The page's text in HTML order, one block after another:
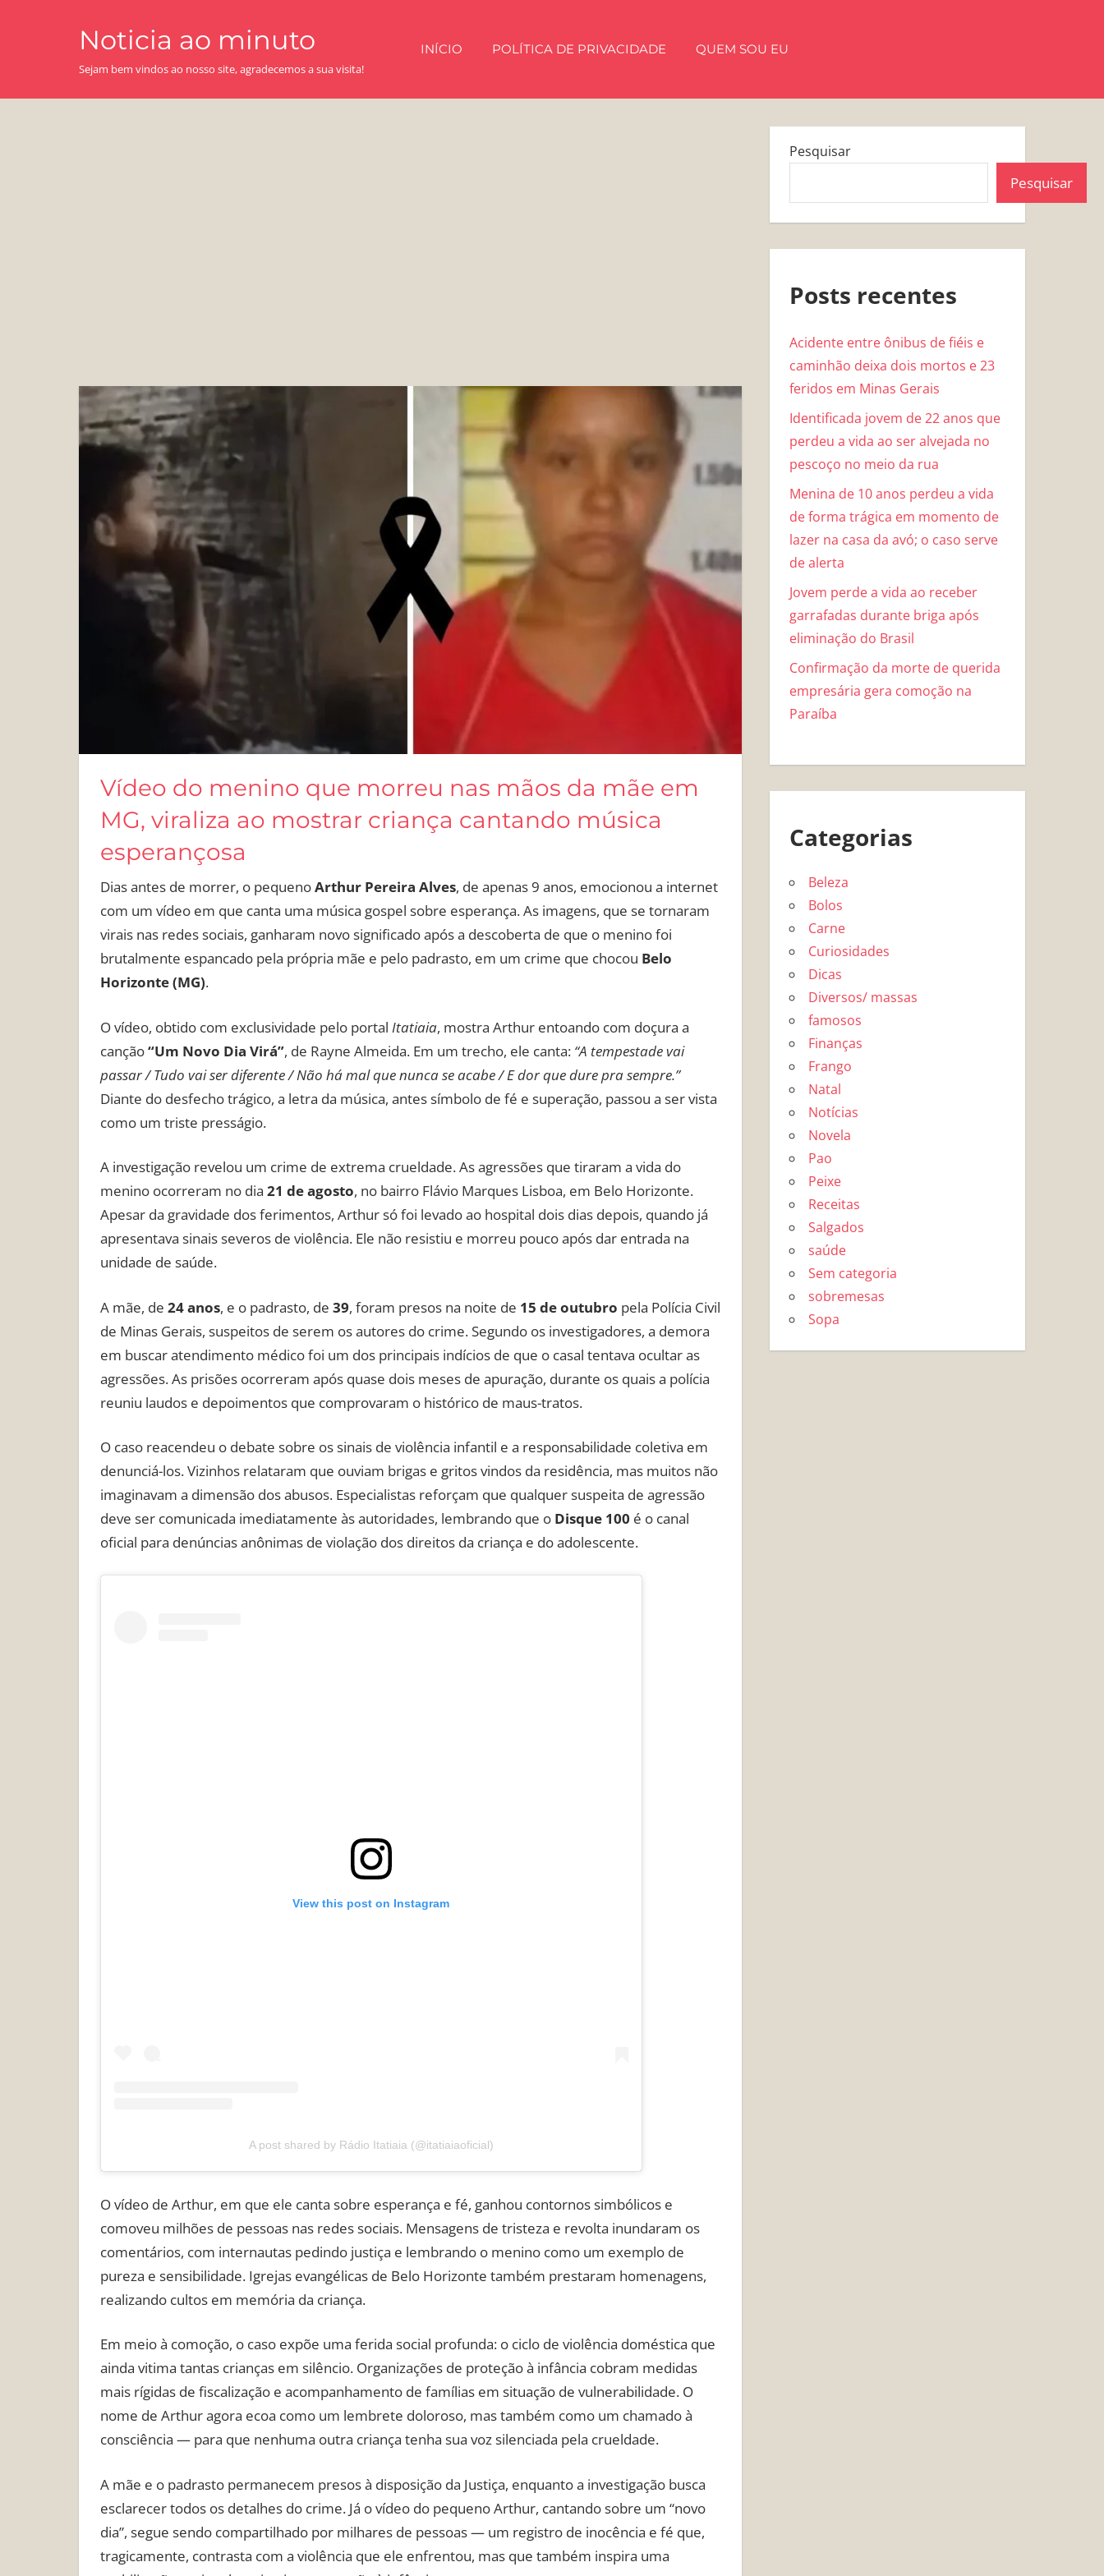
Noticia ao minuto
Sejam bem vindos ao nosso site, agradecemos a sua visita!
INÍCIO POLÍTICA DE PRIVACIDADE QUEM SOU EU
Vídeo do menino que morreu nas mãos da mãe em
MG, viraliza ao mostrar criança cantando música
esperançosa
Dias antes de morrer, o pequenoArthur Pereira Alves, de apenas 9 anos, emocionou a internet
com um vídeo em que canta uma música gospel sobre esperança. As imagens, que se tornaram
virais nas redes sociais, ganharam novo significado após a descoberta de que o menino foi
brutalmente espancado pela própria mãe e pelo padrasto, em um crime que chocou Belo
Horizonte (MG).
O vídeo, obtido com exclusividade pelo portal Itatiaia, mostra Arthur entoando com doçura a
canção“Um Novo Dia Virá”, de Rayne Almeida. Em um trecho, ele canta: “A tempestade vai
passar / Tudo vai ser diferente / Não há mal que nunca se acabe / E dor que dure pra sempre.”
Diante do desfecho trágico, a letra da música, antes símbolo de fé e superação, passou a ser vista
como um triste presságio.
A investigação revelou um crime de extrema crueldade. As agressões que tiraram a vida do
menino ocorreram no dia 21 de agosto, no bairro Flávio Marques Lisboa, em Belo Horizonte.
Apesar da gravidade dos ferimentos, Arthur só foi levado ao hospital dois dias depois, quando já
apresentava sinais severos de violência. Ele não resistiu e morreu pouco após dar entrada na
unidade de saúde.
A mãe, de 24 anos, e o padrasto, de 39, foram presos na noite de 15 de outubro pela Polícia Civil
de Minas Gerais, suspeitos de serem os autores do crime. Segundo os investigadores, a demora
em buscar atendimento médico foi um dos principais indícios de que o casal tentava ocultar as
agressões. As prisões ocorreram após quase dois meses de apuração, durante os quais a polícia
reuniu laudos e depoimentos que comprovaram o histórico de maus-tratos.
O caso reacendeu o debate sobre os sinais de violência infantil e a responsabilidade coletiva em
denunciá-los. Vizinhos relataram que ouviam brigas e gritos vindos da residência, mas muitos não
imaginavam a dimensão dos abusos. Especialistas reforçam que qualquer suspeita de agressão
deve ser comunicada imediatamente às autoridades, lembrando que o Disque 100 é o canal
oficial para denúncias anônimas de violação dos direitos da criança e do adolescente.
View this post on Instagram
A post shared by Rádio Itatiaia (@itatiaiaoficial)
O vídeo de Arthur, em que ele canta sobre esperança e fé, ganhou contornos simbólicos e
comoveu milhões de pessoas nas redes sociais. Mensagens de tristeza e revolta inundaram os
comentários, com internautas pedindo justiça e lembrando o menino como um exemplo de
pureza e sensibilidade. Igrejas evangélicas de Belo Horizonte também prestaram homenagens,
realizando cultos em memória da criança.
Em meio à comoção, o caso expõe uma ferida social profunda: o ciclo de violência doméstica que
ainda vitima tantas crianças em silêncio. Organizações de proteção à infância cobram medidas
mais rígidas de fiscalização e acompanhamento de famílias em situação de vulnerabilidade. O
nome de Arthur agora ecoa como um lembrete doloroso, mas também como um chamado à
consciência — para que nenhuma outra criança tenha sua voz silenciada pela crueldade.
A mãe e o padrasto permanecem presos à disposição da Justiça, enquanto a investigação busca
esclarecer todos os detalhes do crime. Já o vídeo do pequeno Arthur, cantando sobre um “novo
dia”, segue sendo compartilhado por milhares de pessoas — um registro de inocência e fé que,
tragicamente, contrasta com a violência que ele enfrentou, mas que também inspira uma
Pesquisar
Pesquisar
Posts recentes
Acidente entre ônibus de fiéis e
caminhão deixa dois mortos e 23
feridos em Minas Gerais
Identificada jovem de 22 anos que
perdeu a vida ao ser alvejada no
pescoço no meio da rua
Menina de 10 anos perdeu a vida
de forma trágica em momento de
lazer na casa da avó; o caso serve
de alerta
Jovem perde a vida ao receber
garrafadas durante briga após
eliminação do Brasil
Confirmação da morte de querida
empresária gera comoção na
Paraíba
Categorias
Beleza
Bolos
Carne
Curiosidades
Dicas
Diversos/ massas
famosos
Finanças
Frango
Natal
Notícias
Novela
Pao
Peixe
Receitas
Salgados
saúde
Sem categoria
sobremesas
Sopa